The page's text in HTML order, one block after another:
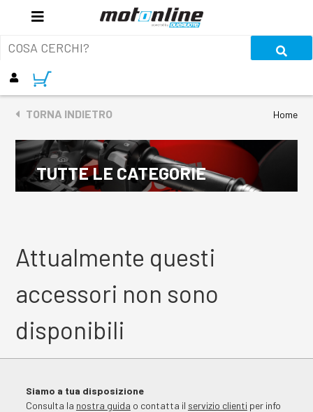
TORNA INDIETRO Home
TUTTE LE CATEGORIE
Attualmente questi
accessori non sono
disponibili
Siamo a tua disposizione
Consulta la nostra guida o contatta il servizio clienti per info